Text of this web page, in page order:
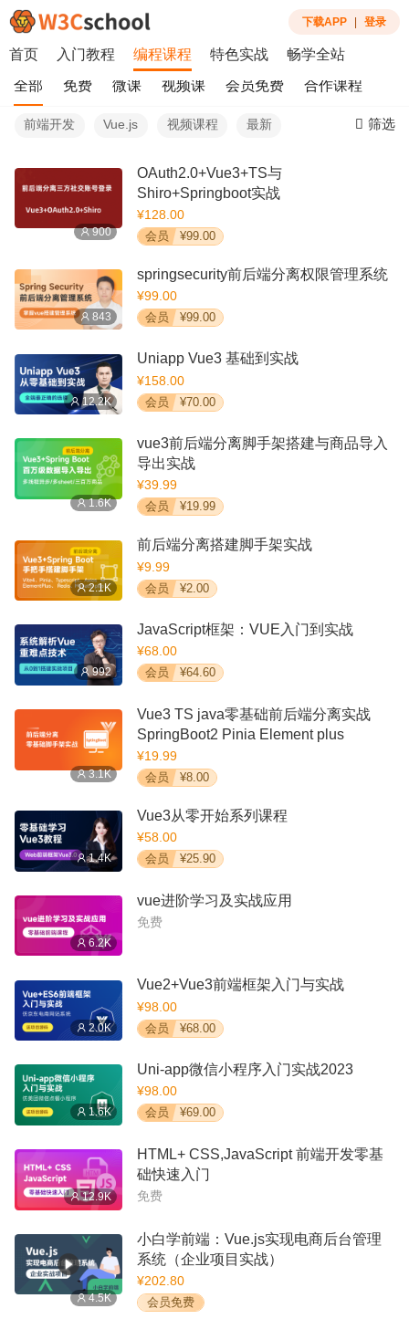
下载APP 登录
首页 入门教程 编程课程 特色实战 畅学全站
全部 免费 微课 视频课 会员免费 合作课程
前端开发 Vue.js 视频课程 最新 筛选
900
OAuth2.0+Vue3+TS与
Shiro+Springboot实战
¥128.00
会员 ¥99.00
843
springsecurity前后端分离权限管理系统
¥99.00
会员 ¥99.00
12.2K
Uniapp Vue3 基础到实战
¥158.00
会员 ¥70.00
1.6K
vue3前后端分离脚手架搭建与商品导入
导出实战
¥39.99
会员 ¥19.99
2.1K
前后端分离搭建脚手架实战
¥9.99
会员 ¥2.00
992
JavaScript框架：VUE入门到实战
¥68.00
会员 ¥64.60
3.1K
Vue3 TS java零基础前后端分离实战
SpringBoot2 Pinia Element plus
¥19.99
会员 ¥8.00
1.4K
Vue3从零开始系列课程
¥58.00
会员 ¥25.90
6.2K
vue进阶学习及实战应用
免费
2.0K
Vue2+Vue3前端框架入门与实战
¥98.00
会员 ¥68.00
1.6K
Uni-app微信小程序入门实战2023
¥98.00
会员 ¥69.00
12.9K
HTML+ CSS,JavaScript 前端开发零基
础快速入门
免费
4.5K
小白学前端：Vue.js实现电商后台管理
系统（企业项目实战）
¥202.80
会员免费